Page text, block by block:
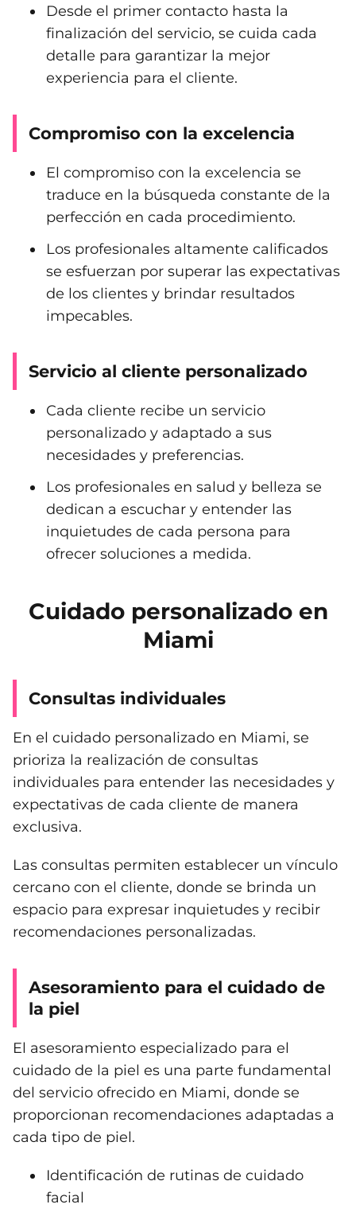
Desde el primer contacto hasta la
finalización del servicio, se cuida cada
detalle para garantizar la mejor
experiencia para el cliente.
Compromiso con la excelencia
El compromiso con la excelencia se
traduce en la búsqueda constante de la
perfección en cada procedimiento.
Los profesionales altamente calificados
se esfuerzan por superar las expectativas
de los clientes y brindar resultados
impecables.
Servicio al cliente personalizado
Cada cliente recibe un servicio
personalizado y adaptado a sus
necesidades y preferencias.
Los profesionales en salud y belleza se
dedican a escuchar y entender las
inquietudes de cada persona para
ofrecer soluciones a medida.
Cuidado personalizado en
Miami
Consultas individuales
En el cuidado personalizado en Miami, se
prioriza la realización de consultas
individuales para entender las necesidades y
expectativas de cada cliente de manera
exclusiva.
Las consultas permiten establecer un vínculo
cercano con el cliente, donde se brinda un
espacio para expresar inquietudes y recibir
recomendaciones personalizadas.
Asesoramiento para el cuidado de
la piel
El asesoramiento especializado para el
cuidado de la piel es una parte fundamental
del servicio ofrecido en Miami, donde se
proporcionan recomendaciones adaptadas a
cada tipo de piel.
Identificación de rutinas de cuidado
facial